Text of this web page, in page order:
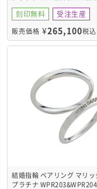
刻印無料 受注生産
販売価格 ¥265,100税込
結婚指輪 ペアリング マリッ
プラチナ WPR203&WPR204